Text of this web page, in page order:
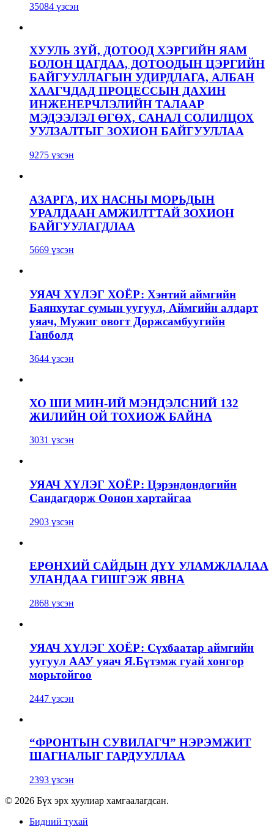
35084 үзсэн
ХУУЛЬ ЗҮЙ, ДОТООД ХЭРГИЙН ЯАМ
БОЛОН ЦАГДАА, ДОТООДЫН ЦЭРГИЙН
БАЙГУУЛЛАГЫН УДИРДЛАГА, АЛБАН
ХААГЧДАД ПРОЦЕССЫН ДАХИН
ИНЖЕНЕРЧЛЭЛИЙН ТАЛААР
МЭДЭЭЛЭЛ ӨГӨХ, САНАЛ СОЛИЛЦОХ
УУЛЗАЛТЫГ ЗОХИОН БАЙГУУЛЛАА
9275 үзсэн
АЗАРГА, ИХ НАСНЫ МОРЬДЫН
УРАЛДААН АМЖИЛТТАЙ ЗОХИОН
БАЙГУУЛАГДЛАА
5669 үзсэн
УЯАЧ ХҮЛЭГ ХОЁР: Хэнтий аймгийн
Баянхутаг сумын уугуул, Аймгийн алдарт
уяач, Мужиг овогт Доржсамбуугийн
Ганболд
3644 үзсэн
ХО ШИ МИН-ИЙ МЭНДЭЛСНИЙ 132
ЖИЛИЙН ОЙ ТОХИОЖ БАЙНА
3031 үзсэн
УЯАЧ ХҮЛЭГ ХОЁР: Цэрэндондогийн
Сандагдорж Оонон хартайгаа
2903 үзсэн
ЕРӨНХИЙ САЙДЫН ДҮҮ УЛАМЖЛАЛАА
УЛАНДАА ГИШГЭЖ ЯВНА
2868 үзсэн
УЯАЧ ХҮЛЭГ ХОЁР: Сүхбаатар аймгийн
уугуул ААУ уяач Я.Бүтэмж гуай хонгор
морьтойгоо
2447 үзсэн
“ФРОНТЫН СУВИЛАГЧ” НЭРЭМЖИТ
ШАГНАЛЫГ ГАРДУУЛЛАА
2393 үзсэн
© 2026 Бүх эрх хуулиар хамгаалагдсан.
Бидний тухай